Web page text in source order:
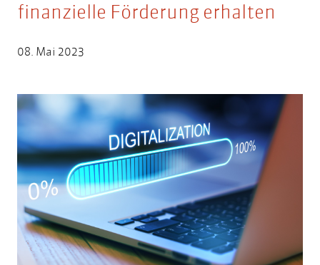
finanzielle Förderung erhalten
08. Mai 2023